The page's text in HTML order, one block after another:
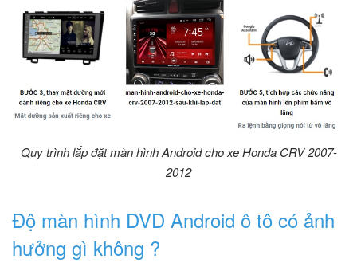
Quy trình lắp đặt màn hình Android cho xe Honda CRV 2007-
2012
Độ màn hình DVD Android ô tô có ảnh
hưởng gì không ?